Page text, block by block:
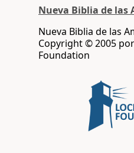
Nueva Biblia de las
Nueva Biblia de las
Copyright © 2005
Foundation